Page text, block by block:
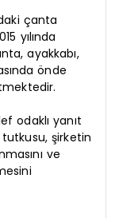
çanta
yılında
ayakkabı,
önde
odaklı yanıt
tutkusu, şirketin
ve